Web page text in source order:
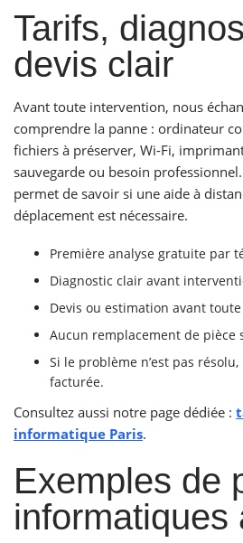
Tarifs,
devis clair
Avant toute intervention, nous
comprendre la panne : ordinateur
fichiers à préserver, Wi-Fi,
sauvegarde ou besoin
permet de savoir si une aide à
déplacement est nécessaire.
Première analyse gratuite par
Diagnostic clair avant
Devis ou estimation avant
Aucun remplacement de pièce
Si le problème n’est pas résolu,
facturée.
Consultez aussi notre page dédiée :
informatique Paris.
Exemples de
informatiques